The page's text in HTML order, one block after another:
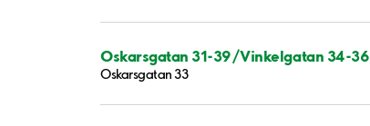
Oskarsgatan 31-39/Vinkelgatan 34-36
Oskarsgatan 33